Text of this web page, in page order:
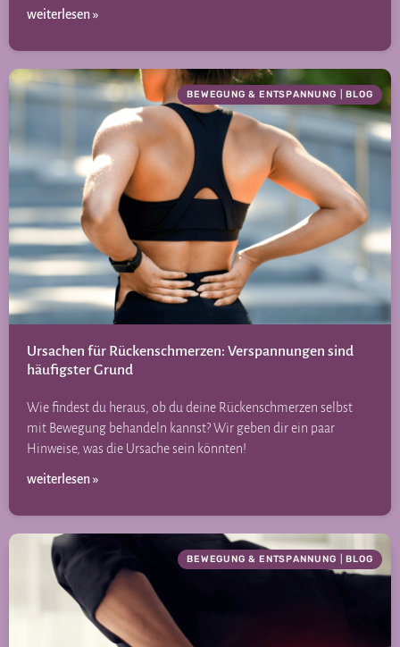
weiterlesen »
BEWEGUNG & ENTSPANNUNG |BLOG
Ursachen für Rückenschmerzen: Verspannungen sind
häufigster Grund
Wie findest du heraus, ob du deine Rückenschmerzen selbst
mit Bewegung behandeln kannst? Wir geben dir ein paar
Hinweise, was die Ursache sein könnten!
weiterlesen »
BEWEGUNG & ENTSPANNUNG |BLOG